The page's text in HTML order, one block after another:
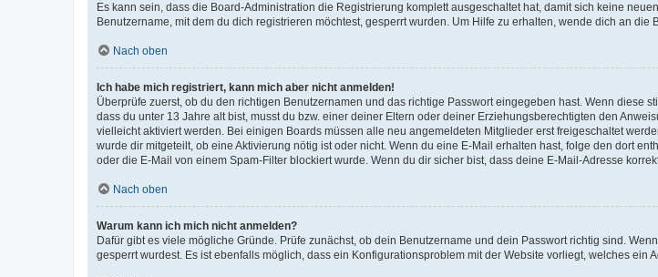
Es kann sein, dass die Board-Administration die Registrierung komplett ausgeschaltet hat, damit sich keine
Benutzername, mit dem du dich registrieren möchtest, gesperrt wurden. Um Hilfe zu erhalten, wende dich an die
Nach oben
Ich habe mich registriert, kann mich aber nicht anmelden!
Überprüfe zuerst, ob du den richtigen Benutzernamen und das richtige Passwort eingegeben hast. Wenn diese
dass du unter 13 Jahre alt bist, musst du bzw. einer deiner Eltern oder deiner Erziehungsberechtigten den
vielleicht aktiviert werden. Bei einigen Boards müssen alle neu angemeldeten Mitglieder erst freigeschaltet
wurde dir mitgeteilt, ob eine Aktivierung nötig ist oder nicht. Wenn du eine E-Mail erhalten hast, folge den dort
oder die E-Mail von einem Spam-Filter blockiert wurde. Wenn du dir sicher bist, dass deine E-Mail-Adresse
Nach oben
Warum kann ich mich nicht anmelden?
Dafür gibt es viele mögliche Gründe. Prüfe zunächst, ob dein Benutzername und dein Passwort richtig sind.
gesperrt wurdest. Es ist ebenfalls möglich, dass ein Konfigurationsproblem mit der Website vorliegt, welches ein